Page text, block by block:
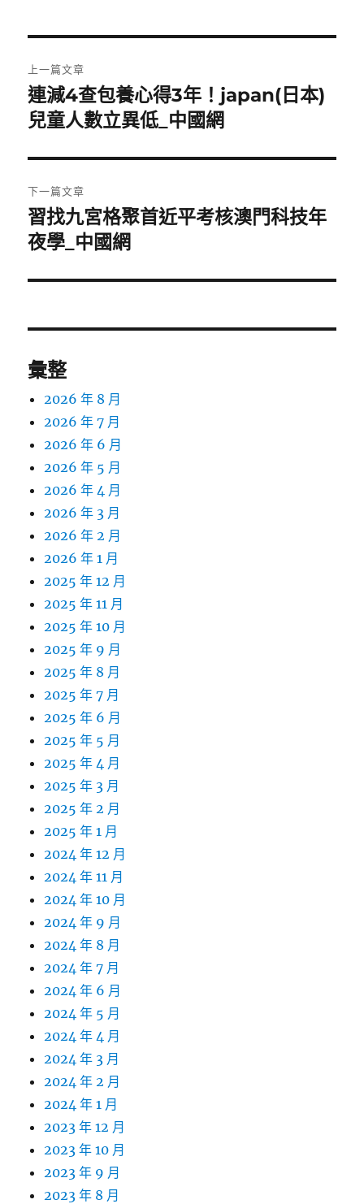
章
導
覽
上一篇文章
上
一
文
章:
連減4查包養心得3年！japan(日本)
兒童人數立異低_中國網
下一篇文章
下
一
文
習找九宮格聚首近平考核澳門科技年
夜學_中國網
彙整
2026 年 8 月
2026 年 7 月
2026 年 6 月
2026 年 5 月
2026 年 4 月
2026 年 3 月
2026 年 2 月
2026 年 1 月
2025 年 12 月
2025 年 11 月
2025 年 10 月
2025 年 9 月
2025 年 8 月
2025 年 7 月
2025 年 6 月
2025 年 5 月
2025 年 4 月
2025 年 3 月
2025 年 2 月
2025 年 1 月
2024 年 12 月
2024 年 11 月
2024 年 10 月
2024 年 9 月
2024 年 8 月
2024 年 7 月
2024 年 6 月
2024 年 5 月
2024 年 4 月
2024 年 3 月
2024 年 2 月
2024 年 1 月
2023 年 12 月
2023 年 10 月
2023 年 9 月
2023 年 8 月